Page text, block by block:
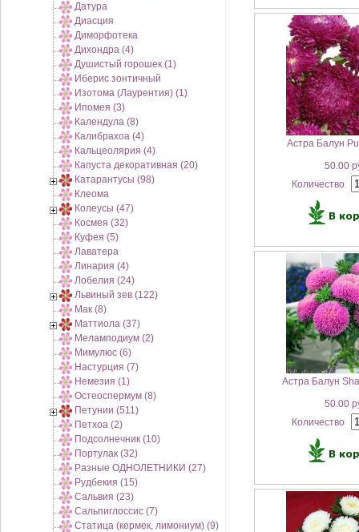
Датура
Диасция
Диморфотека
Дихондра (4)
Душистый горошек (1)
Иберис зонтичный
Изотома (Лаурентия) (1)
Ипомея (3)
Календула (8)
Калибрахоа (4)
Кальцеолярия (4)
Капуста декоративная (20)
Катарантусы (98)
Клеома
Колеусы (47)
Космея (32)
Куфея (5)
Лаватера
Линария (4)
Лобелия (24)
Львиный зев (122)
Мак (8)
Маттиола (37)
Меламподиум (2)
Мимулюс (6)
Настурция (7)
Немезия (1)
Остеоспермум (8)
Петунии (511)
Петхоа (2)
Подсолнечник (10)
Портулак (32)
Разные ОДНОЛЕТНИКИ (27)
Рудбекия (15)
Сальвия (23)
Сальпиглоссис (7)
Статица (кермек, лимониум) (9)
Астра Балун
50.00
Количество
Астра Балун
50.00
Количество